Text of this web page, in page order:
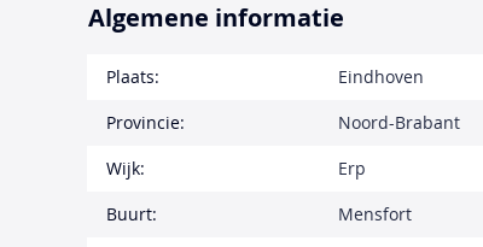
Algemene informatie
Plaats:
Eindhoven
Provincie:
Noord-Brabant
Wijk:
Erp
Buurt:
Mensfort